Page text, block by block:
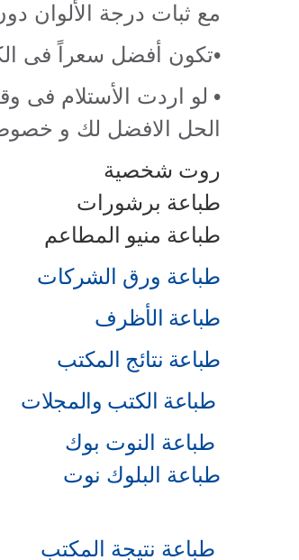
مع ثبات درجة الألوان
•تكون أفضل سعراً فى
• لو اردت الأستلام فى
الحل الافضل لك و
روت شخصية
طباعة برشورات
طباعة منيو المطاعم
طباعة ورق الشركات
طباعة الأظرف
طباعة نتائج المكتب
طباعة البلوك نوت